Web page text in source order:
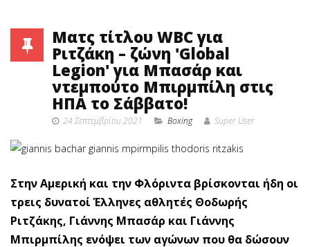
Ματς τίτλου WBC για
Ριτζάκη – ζώνη 'Global
Legion' για Μπασάρ και
ντεμπούτο Μπιρμπίλη στις
ΗΠΑ το Σάββατο!
24 Σεπτεμβρίου 2021 Boxing Super User
Στην Αμερική και την Φλόριντα βρίσκονται ήδη οι
τρεις δυνατοί Έλληνες αθλητές Θοδωρής
Ριτζάκης, Γιάννης Μπασάρ και Γιάννης
Μπιρμπίλης ενόψει των αγώνων που θα δώσουν